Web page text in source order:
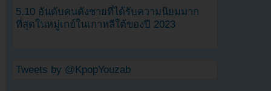
5.10 อันดับคนดังชายที่ได้รับความนิยมมาก
ที่สุดในหมู่เกย์ในเกาหลีใต้ของปี 2023
Tweets by @KpopYouzab